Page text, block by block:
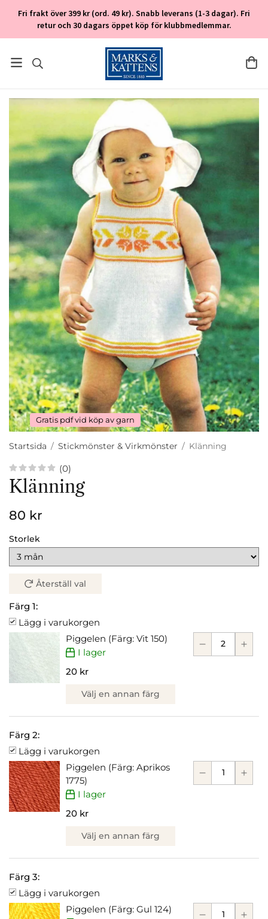
Fri frakt över 399 kr (ord. 49 kr). Snabb leverans (1-3 dagar). Fri
retur och 30 dagars öppet köp för klubbmedlemmar.
Gratis pdf vid köp av garn
Startsida / Stickmönster & Virkmönster / Klänning
(0)
Klänning
80 kr
Storlek
Återställ val
Färg 1:
Lägg i varukorgen
Piggelen (Färg: Vit 150)
I lager
20 kr
Välj en annan färg
Färg 2:
Lägg i varukorgen
Piggelen (Färg: Aprikos
1775)
I lager
20 kr
Välj en annan färg
Färg 3:
Lägg i varukorgen
Piggelen (Färg: Gul 124)